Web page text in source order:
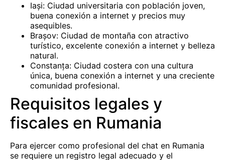
Iași: Ciudad universitaria con población joven,
buena conexión a internet y precios muy
asequibles.
Brașov: Ciudad de montaña con atractivo
turístico, excelente conexión a internet y belleza
natural.
Constanța: Ciudad costera con una cultura
única, buena conexión a internet y una creciente
comunidad profesional.
Requisitos legales y
fiscales en Rumania
Para ejercer como profesional del chat en Rumania
se requiere un registro legal adecuado y el